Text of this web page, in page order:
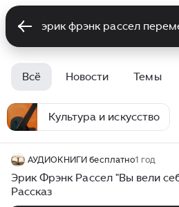
Всё Новости Темы
Культура и искусство
АУДИОКНИГИ бесплатно1 год
Эрик Фрэнк Рассел "Вы вели
Рассказ